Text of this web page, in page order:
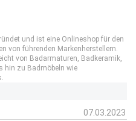
und ist eine Onlineshop für den
von führenden Markenherstellern.
von Badarmaturen, Badkeramik,
hin zu Badmöbeln wie
07.03.2023